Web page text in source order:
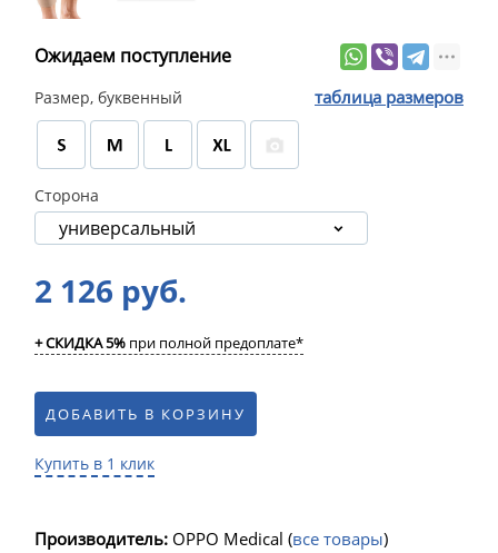
Ожидаем поступление
Размер, буквенный таблица размеров
Сторона
универсальный
2 126 руб.
+ СКИДКА 5% при полной предоплате*
ДОБАВИТЬ В КОРЗИНУ
Купить в 1 клик
Производитель: OPPO Medical (все товары)